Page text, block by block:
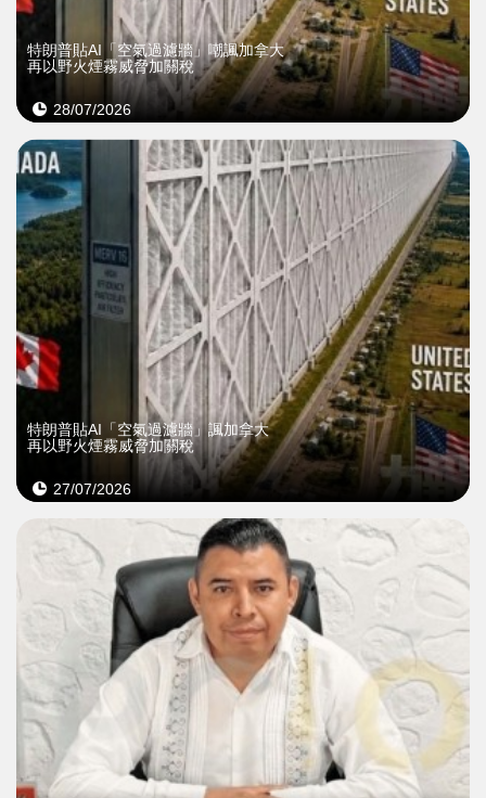
特朗普貼AI「空氣過濾牆」嘲諷加拿大
再以野火煙霧威脅加關稅
28/07/2026
特朗普貼AI「空氣過濾牆」諷加拿大
再以野火煙霧威脅加關稅
27/07/2026